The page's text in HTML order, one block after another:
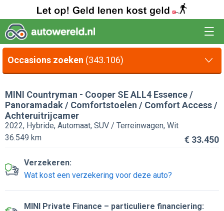
Occasions zoeken (343.106)
MINI Countryman - Cooper SE ALL4 Essence /
Panoramadak / Comfortstoelen / Comfort Access /
Achteruitrijcamer
2022, Hybride, Automaat, SUV / Terreinwagen, Wit
€ 33.450
36.549 km
Verzekeren:
Wat kost een verzekering voor deze auto?
MINI Private Finance – particuliere financiering: